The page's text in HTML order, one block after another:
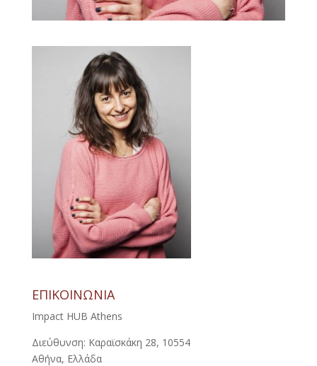
ΕΠΙΚΟΙΝΩΝΙΑ
Impact HUB Athens
Διεύθυνση: Καραϊσκάκη 28, 10554
Αθήνα, Ελλάδα